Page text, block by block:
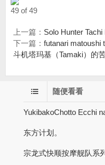
49 of 49
上一篇： Solo Hunter
下一篇： futanari matoushi
斗机塔玛基（Tamaki）的
随便看看
YukibakoChotto Ecchi
东方计划。
宗龙式快顺按摩舰队系列